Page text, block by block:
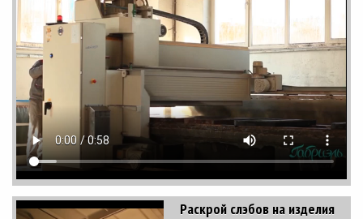
Раскрой слэбов на изделия